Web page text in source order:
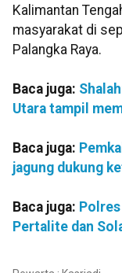
Kalimantan
masyarakat di
Palangka Raya.
Baca juga:
Utara tampil
Baca juga:
jagung dukung
Baca juga:
Pertalite dan